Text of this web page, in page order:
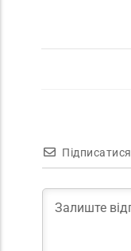
Підписатися